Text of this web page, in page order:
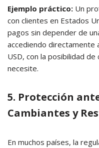
Ejemplo práctico: Un
con clientes en Estados
pagos sin depender de
accediendo directamente
USD, con la posibilidad
necesite.
5. Protección
Cambiantes y
En muchos países, la